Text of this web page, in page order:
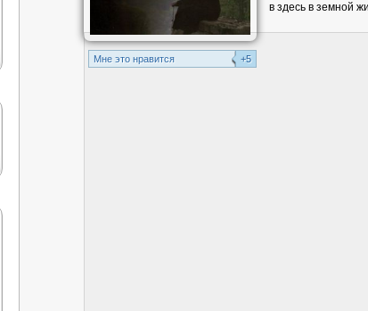
Mне это нравится +5
в здесь в земной